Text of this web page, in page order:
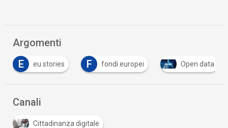
Argomenti
E
eu stories F fondi europei Open data
Canali
Cittadinanza digitale